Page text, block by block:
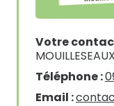
Votre
MOUILLESEAUX
Téléphone :
Email :